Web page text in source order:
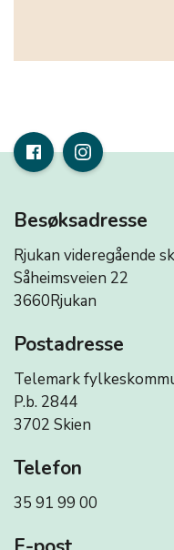
Besøksadresse
Rjukan videregående
Såheimsveien 22
3660Rjukan
Postadresse
Telemark
P.b. 2844
3702 Skien
Telefon
35 91 99 00